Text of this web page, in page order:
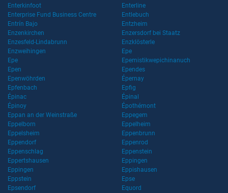
Enterkinfoot
Enterline
Enterprise Fund Business Centre
Entlebuch
Entrín Bajo
Entzheim
Enzenkirchen
Enzersdorf bei Staatz
Enzesfeld-Lindabrunn
Enzklösterle
Enzweihingen
Epe
Epe
Epemistikwepichinanuch
Epen
Ependes
Epenwöhrden
Épernay
Epfenbach
Epfig
Épinac
Épinal
Épinoy
Épothémont
Eppan an der Weinstraße
Eppegem
Eppelborn
Eppelheim
Eppelsheim
Eppenbrunn
Eppendorf
Eppenrod
Eppenschlag
Eppenstein
Eppertshausen
Eppingen
Eppingen
Eppishausen
Eppstein
Epse
Epsendorf
Equord